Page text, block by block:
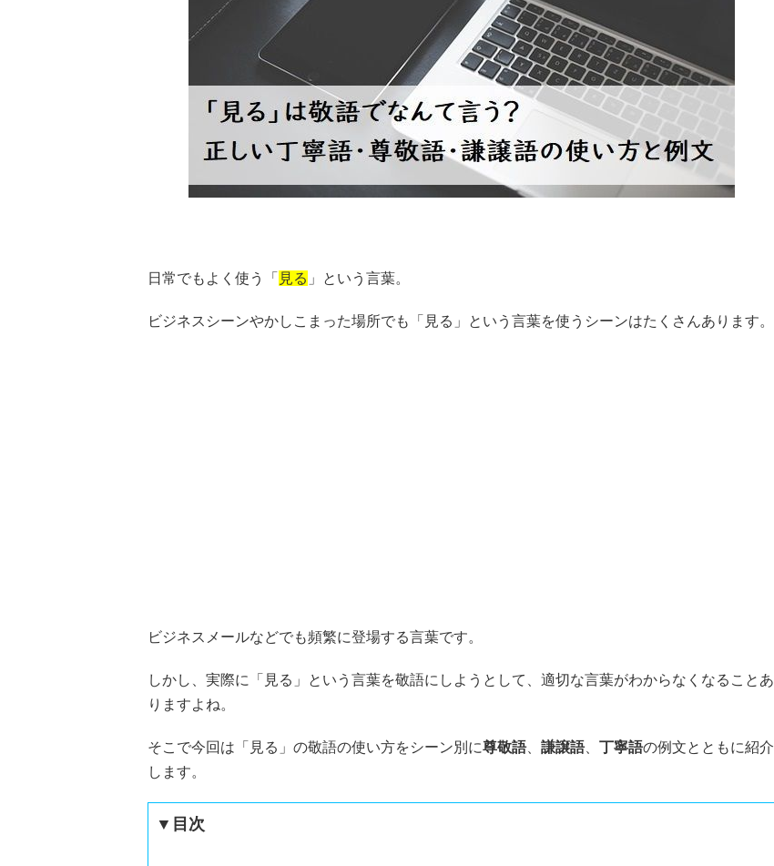
日常でもよく使う「 見る 」という言葉。
ビジネスシーンやかしこまった場所でも「見る」という言葉を使うシーンはたくさんあります。
ビジネスメールなどでも頻繁に登場する言葉です。
しかし、実際に「見る」という言葉を敬語にしようとして、適切な言葉がわからなくなることあ
りますよね。
そこで今回は「見る」の敬語の使い方をシーン別に尊敬語、 謙譲語、 丁寧語の例文とともに紹介
します。
▼目次